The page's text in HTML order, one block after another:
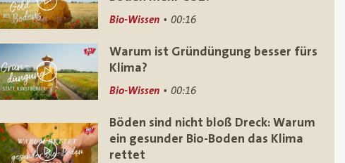
Bio-Wissen 00:16
Warum ist Gründüngung besser fürs
Klima?
Bio-Wissen 00:16
Böden sind nicht bloß Dreck: Warum
ein gesunder Bio-Boden das Klima
rettet